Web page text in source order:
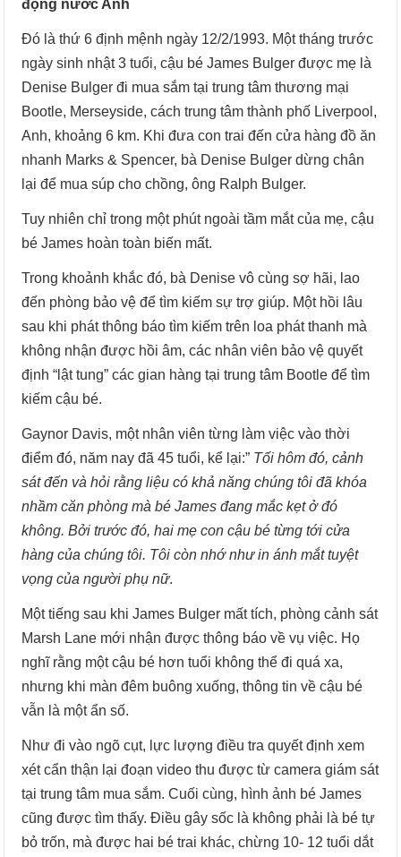
động nước Anh
Đó là thứ 6 định mệnh ngày 12/2/1993. Một tháng trước
ngày sinh nhật 3 tuổi, cậu bé James Bulger được mẹ là
Denise Bulger đi mua sắm tại trung tâm thương mại
Bootle, Merseyside, cách trung tâm thành phố Liverpool,
Anh, khoảng 6 km. Khi đưa con trai đến cửa hàng đồ ăn
nhanh Marks & Spencer, bà Denise Bulger dừng chân
lại để mua súp cho chồng, ông Ralph Bulger.
Tuy nhiên chỉ trong một phút ngoài tầm mắt của mẹ, cậu
bé James hoàn toàn biến mất.
Trong khoảnh khắc đó, bà Denise vô cùng sợ hãi, lao
đến phòng bảo vệ để tìm kiếm sự trợ giúp. Một hồi lâu
sau khi phát thông báo tìm kiếm trên loa phát thanh mà
không nhận được hồi âm, các nhân viên bảo vệ quyết
định “lật tung” các gian hàng tại trung tâm Bootle để tìm
kiếm cậu bé.
Gaynor Davis, một nhân viên từng làm việc vào thời
điểm đó, năm nay đã 45 tuổi, kể lại:” Tối hôm đó, cảnh
sát đến và hỏi rằng liệu có khả năng chúng tôi đã khóa
nhầm căn phòng mà bé James đang mắc kẹt ở đó
không. Bởi trước đó, hai mẹ con cậu bé từng tới cửa
hàng của chúng tôi. Tôi còn nhớ như in ánh mắt tuyệt
vọng của người phụ nữ.
Một tiếng sau khi James Bulger mất tích, phòng cảnh sát
Marsh Lane mới nhận được thông báo về vụ việc. Họ
nghĩ rằng một cậu bé hơn tuổi không thể đi quá xa,
nhưng khi màn đêm buông xuống, thông tin về cậu bé
vẫn là một ẩn số.
Như đi vào ngõ cụt, lực lượng điều tra quyết định xem
xét cẩn thận lại đoạn video thu được từ camera giám sát
tại trung tâm mua sắm. Cuối cùng, hình ảnh bé James
cũng được tìm thấy. Điều gây sốc là không phải là bé tự
bỏ trốn, mà được hai bé trai khác, chừng 10- 12 tuổi dắt